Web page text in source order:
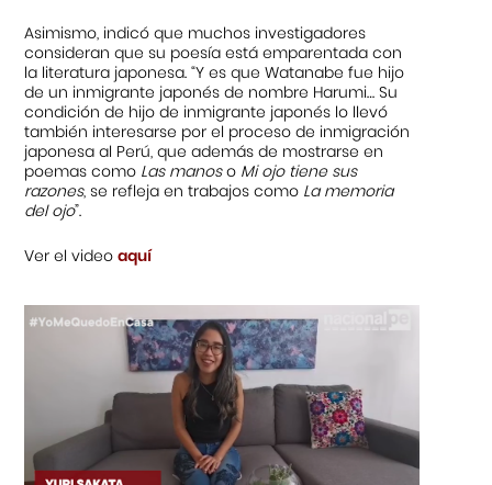
Asimismo, indicó que muchos investigadores
consideran que su poesía está emparentada con
la literatura japonesa. “Y es que Watanabe fue hijo
de un inmigrante japonés de nombre Harumi… Su
condición de hijo de inmigrante japonés lo llevó
también interesarse por el proceso de inmigración
japonesa al Perú, que además de mostrarse en
poemas como Las manoso Mi ojo tiene sus
razones, se refleja en trabajos como La memoria
del ojo”.
Ver el videoaquí